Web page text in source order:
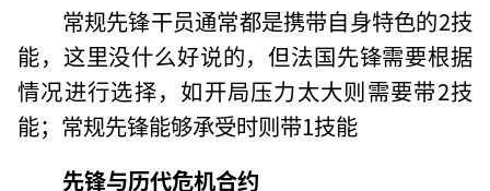
常规先锋干员通常都是携带自身特色的2技
能，这里没什么好说的，但法国先锋需要根据
情况进行选择，如开局压力太大则需要带2技
能；常规先锋能够承受时则带1技能
先锋与历代危机合约